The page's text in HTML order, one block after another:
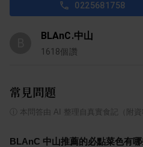
0225681758
BLAnC.中山
1618個讚
常見問題
本問答由 AI 整理自真實食記（附資
BLAnC 中山推薦的必點菜色有哪